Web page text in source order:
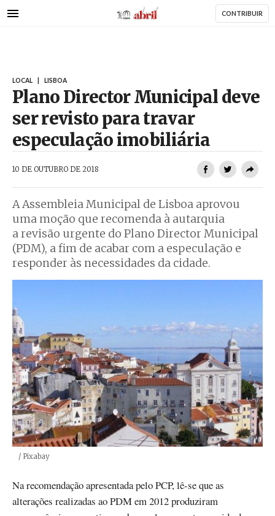
para
AbrilAbril CONTRIBUIR
LOCAL LISBOA
Plano Director Municipal deve
ser revisto para travar
especulação imobiliária
10 DE OUTUBRO DE 2018
A Assembleia Municipal de Lisboa aprovou
uma moção que recomenda à autarquia
a revisão urgente do Plano Director Municipal
(PDM), a fim de acabar com a especulação e
responder às necessidades da cidade.
Créditos
/ Pixabay
Na recomendação apresentada pelo PCP, lê-se que as
alterações realizadas ao PDM em 2012 produziram